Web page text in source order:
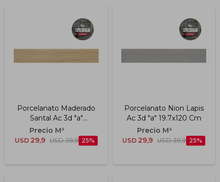
Porcelanato Maderado
Santal Ac 3d "a"
19.7x120r
USD 29,9 USD 39,9 25
Porcelanato Nion Lapis
Ac 3d "a" 19.7x120 Cm
USD 29,9 USD 39,9 25